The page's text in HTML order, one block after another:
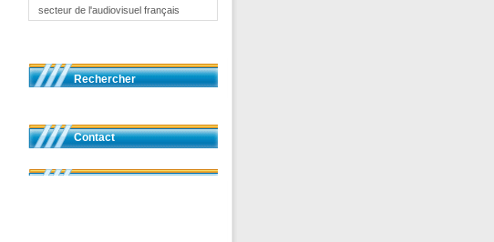
secteur de l'audiovisuel français
Rechercher
Contact